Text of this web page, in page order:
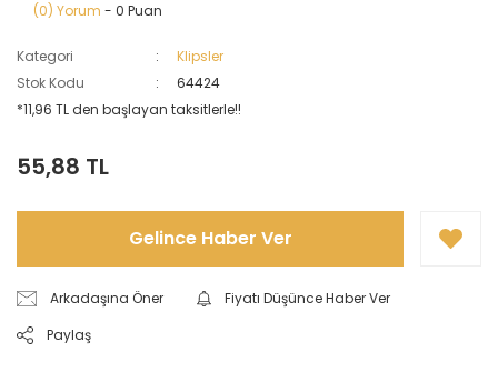
(0) Yorum - 0 Puan
Kategori
Klipsler
Stok Kodu
64424
*11,96 TL den başlayan taksitlerle!!
55,88 TL
Gelince Haber Ver
Arkadaşına Öner
Fiyatı Düşünce Haber Ver
Paylaş